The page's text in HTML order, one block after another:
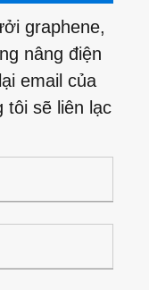
graphene,
nâng điện
email của
tôi sẽ liên lạc